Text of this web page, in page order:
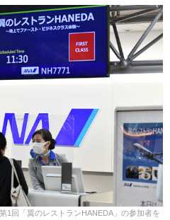
1回「翼のレストランHANEDA」の参加者を